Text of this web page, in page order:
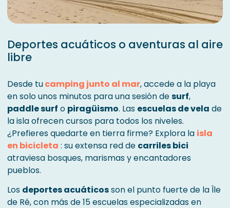
Deportes acuáticos o aventuras al aire
libre
Desde tucamping junto al mar, accede a la playa
en solo unos minutos para una sesión desurf,
paddle surf o piragüismo. Las escuelas de vela de
la isla ofrecen cursos para todos los niveles.
¿Prefieres quedarte en tierra firme? Explora la isla
en bicicleta : su extensa red de carriles bici
atraviesa bosques, marismas y encantadores
pueblos.
Los deportes acuáticosson el punto fuerte de la Île
de Ré, con más de 15 escuelas especializadas en